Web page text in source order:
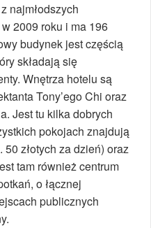
najmłodszych
2009 roku i ma 196
budynek jest częścią
składają się
Wnętrza hotelu są
Tony’ego Chi oraz
Jest tu kilka dobrych
pokojach znajdują
złotych za dzień) oraz
tam również centrum
o łącznej
publicznych